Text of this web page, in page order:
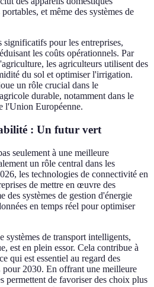
et même des systèmes de
significatifs pour les entreprises,
les coûts opérationnels. Par
les agriculteurs utilisent des
du sol et optimiser l'irrigation.
un rôle crucial dans le
durable, notamment dans le
l'Union Européenne.
: Un futur vert
seulement à une meilleure
un rôle central dans les
les technologies de connectivité en
de mettre en œuvre des
des systèmes de gestion d'énergie
en temps réel pour optimiser
systèmes de transport intelligents,
est en plein essor. Cela contribue à
qui est essentiel au regard des
pour 2030. En offrant une meilleure
permettent de favoriser des choix plus